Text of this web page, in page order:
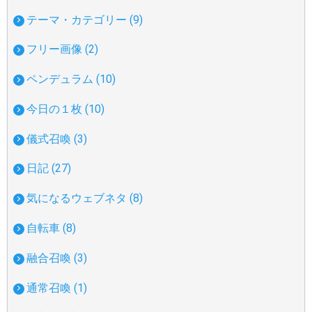
テーマ・カテゴリー (9)
フリー画像 (2)
ペンデュラム (10)
今日の１枚 (10)
儀式召喚 (3)
日記 (27)
気になるウェブネタ (8)
自転車 (8)
融合召喚 (3)
通常召喚 (1)